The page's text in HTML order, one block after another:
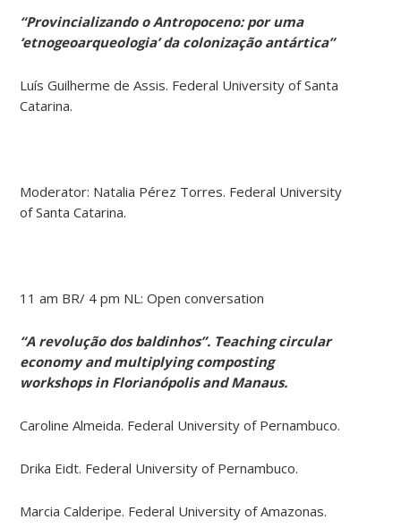
“Provincializando o Antropoceno: por uma
‘etnogeoarqueologia’ da colonização antártica”
Luís Guilherme de Assis. Federal University of Santa
Catarina.
Moderator: Natalia Pérez Torres. Federal University
of Santa Catarina.
11 am BR/ 4 pm NL: Open conversation
“A revolução dos baldinhos”. Teaching circular
economy and multiplying composting
workshops in Florianópolis and Manaus.
Caroline Almeida. Federal University of Pernambuco.
Drika Eidt. Federal University of Pernambuco.
Marcia Calderipe. Federal University of Amazonas.